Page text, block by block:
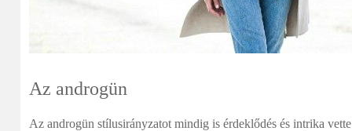
Az androgün
Az androgün stílusirányzatot mindig is érdeklődés és intrika